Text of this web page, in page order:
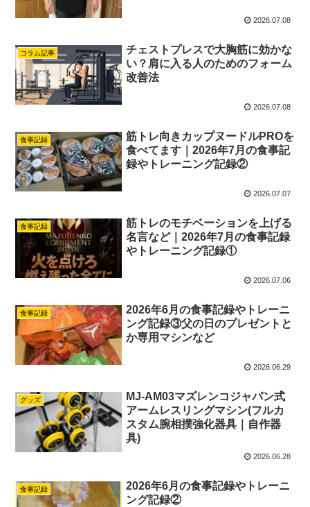
2026.07.08
コラム記事
チェストプレスで大胸筋に効かな
い？肩に入る人のためのフォーム
改善法
2026.07.08
食事記録
筋トレ向きカップヌードルPROを
食べてます｜2026年7月の食事記
録やトレーニング記録②
2026.07.07
食事記録
筋トレのモチベーションを上げる
名言など｜2026年7月の食事記録
やトレーニング記録①
2026.07.06
食事記録
2026年6月の食事記録やトレーニ
ング記録③父の日のプレゼントと
か専用マシンなど
2026.06.29
グッズ
MJ-AM03マズレンコジャパン式
アームレスリングマシン(フルカ
スタム腕相撲強化器具｜自作器
具)
2026.06.28
食事記録
2026年6月の食事記録やトレーニ
ング記録②